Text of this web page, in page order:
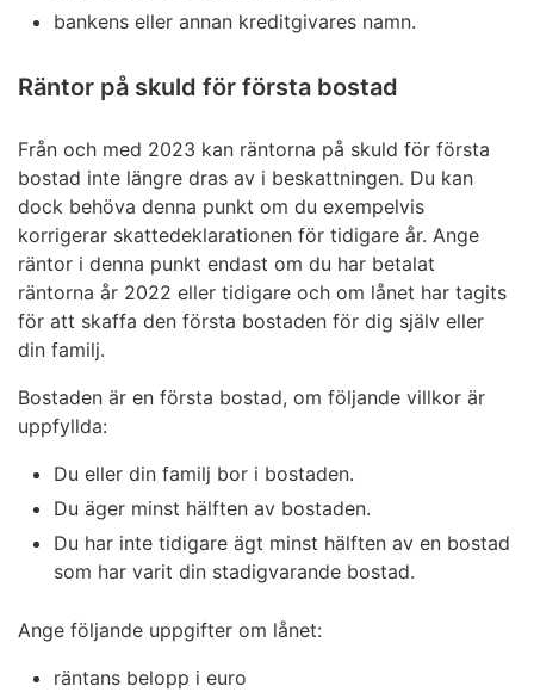
bankens eller annan kreditgivares namn.
Räntor på skuld för första bostad
Från och med 2023 kan räntorna på skuld för första
bostad inte längre dras av i beskattningen. Du kan
dock behöva denna punkt om du exempelvis
korrigerar skattedeklarationen för tidigare år. Ange
räntor i denna punkt endast om du har betalat
räntorna år 2022 eller tidigare och om lånet har tagits
för att skaffa den första bostaden för dig själv eller
din familj.
Bostaden är en första bostad, om följande villkor är
uppfyllda:
Du eller din familj bor i bostaden.
Du äger minst hälften av bostaden.
Du har inte tidigare ägt minst hälften av en bostad
som har varit din stadigvarande bostad.
Ange följande uppgifter om lånet:
räntans belopp i euro